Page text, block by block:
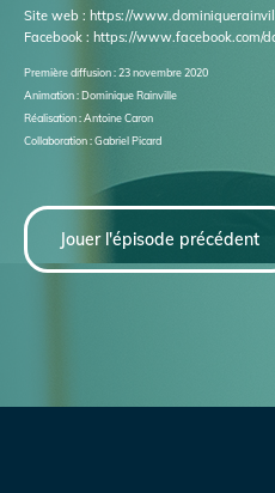
Site web : https://
Facebook : https://www.facebook.com/
Première diffusion : 23 novembre 2020
Animation : Dominique Rainville
Réalisation : Antoine Caron
Collaboration : Gabriel Picard
Jouer l'épisode précédent